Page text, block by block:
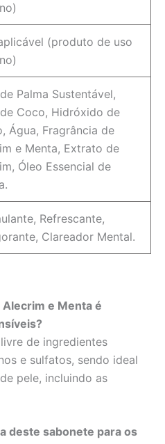
(produto de uso
Palma Sustentável,
Coco, Hidróxido de
Água, Fragrância de
e Menta, Extrato de
Óleo Essencial de
Refrescante,
Clareador Mental.
e Menta é
de ingredientes
e sulfatos, sendo ideal
pele, incluindo as
deste sabonete para os